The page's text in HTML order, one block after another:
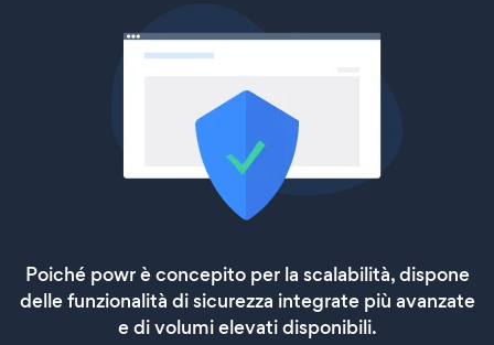
Poiché powr è concepito per la scalabilità, dispone
delle funzionalità di sicurezza integrate più avanzate
e di volumi elevati disponibili.